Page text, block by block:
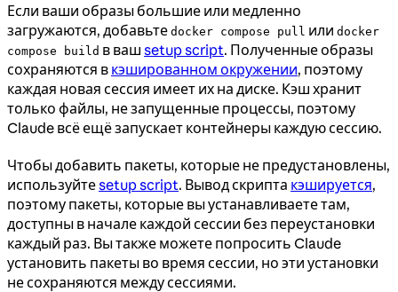
Если ваши образы большие или медленно
загружаются, добавьте docker compose pull или docker
compose build в ваш setup script. Полученные образы
сохраняются в кэшированном окружении, поэтому
каждая новая сессия имеет их на диске. Кэш хранит
только файлы, не запущенные процессы, поэтому
Claude всё ещё запускает контейнеры каждую сессию.
Чтобы добавить пакеты, которые не предустановлены,
используйтеsetup script. Вывод скрипта кэшируется,
поэтому пакеты, которые вы устанавливаете там,
доступны в начале каждой сессии без переустановки
каждый раз. Вы также можете попросить Claude
установить пакеты во время сессии, но эти установки
не сохраняются между сессиями.